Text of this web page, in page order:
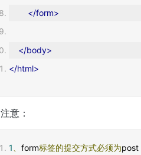
</form>
</body>
</html>
注意：
1 、form标签的提交方式必须为post